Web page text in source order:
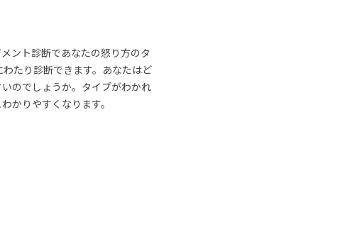
ント診断であなたの怒り方のタ
たり診断できます。あなたはど
のでしょうか。タイプがわかれ
かりやすくなります。